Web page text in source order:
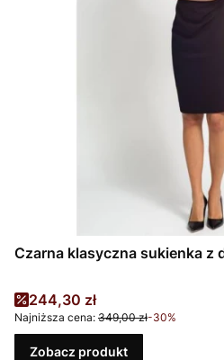
Czarna klasyczna sukienka z
Cena promocyjna
244,30 zł
Najniższa cena: 349,00 zł-30%
Zobacz produkt